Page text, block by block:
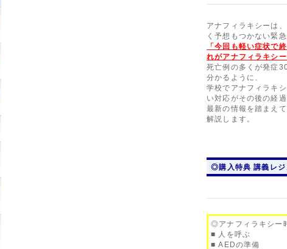
アナフィラキシーは
く予想もつかない緊
「今回も軽い症状で
れがアナフィラキシ
死亡例の多くが発症
分かるように、
学校でアナフィラキ
い対応がその後の経
最新の情報を踏まえ
解説します。
◎購入特典 講義レ
◎アナフィラキシー
■ 人を呼ぶ
■ AEDの準備